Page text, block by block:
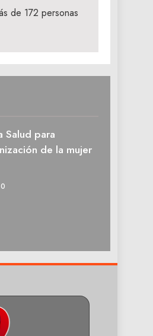
de 172 personas
Salud para
de la mujer
0